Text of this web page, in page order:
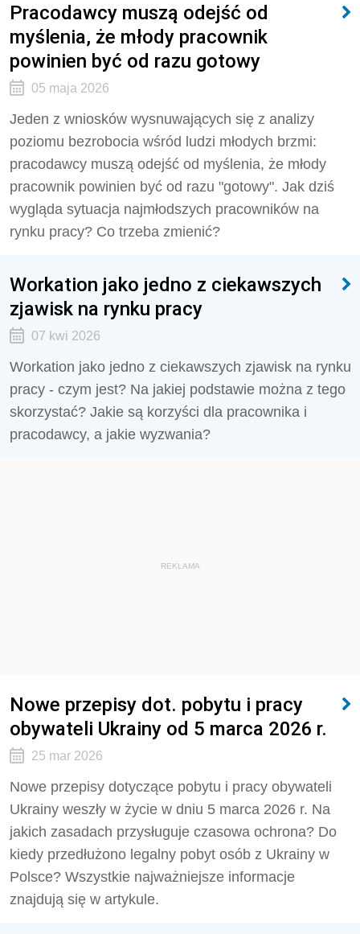
Pracodawcy muszą odejść od
myślenia, że młody pracownik
powinien być od razu gotowy
05 maja 2026
Jeden z wniosków wysnuwających się z analizy
poziomu bezrobocia wśród ludzi młodych brzmi:
pracodawcy muszą odejść od myślenia, że młody
pracownik powinien być od razu "gotowy". Jak dziś
wygląda sytuacja najmłodszych pracowników na
rynku pracy? Co trzeba zmienić?
Workation jako jedno z ciekawszych
zjawisk na rynku pracy
07 kwi 2026
Workation jako jedno z ciekawszych zjawisk na rynku
pracy - czym jest? Na jakiej podstawie można z tego
skorzystać? Jakie są korzyści dla pracownika i
pracodawcy, a jakie wyzwania?
REKLAMA
Nowe przepisy dot. pobytu i pracy
obywateli Ukrainy od 5 marca 2026 r.
25 mar 2026
Nowe przepisy dotyczące pobytu i pracy obywateli
Ukrainy weszły w życie w dniu 5 marca 2026 r. Na
jakich zasadach przysługuje czasowa ochrona? Do
kiedy przedłużono legalny pobyt osób z Ukrainy w
Polsce? Wszystkie najważniejsze informacje
znajdują się w artykule.